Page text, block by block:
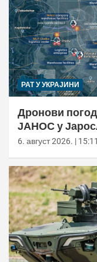
РАТ У УКРАЈИНИ
Дронови
ЈАНОС у
6. август 2026. | 15:11